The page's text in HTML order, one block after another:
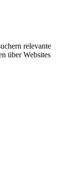
relevante
über Websites